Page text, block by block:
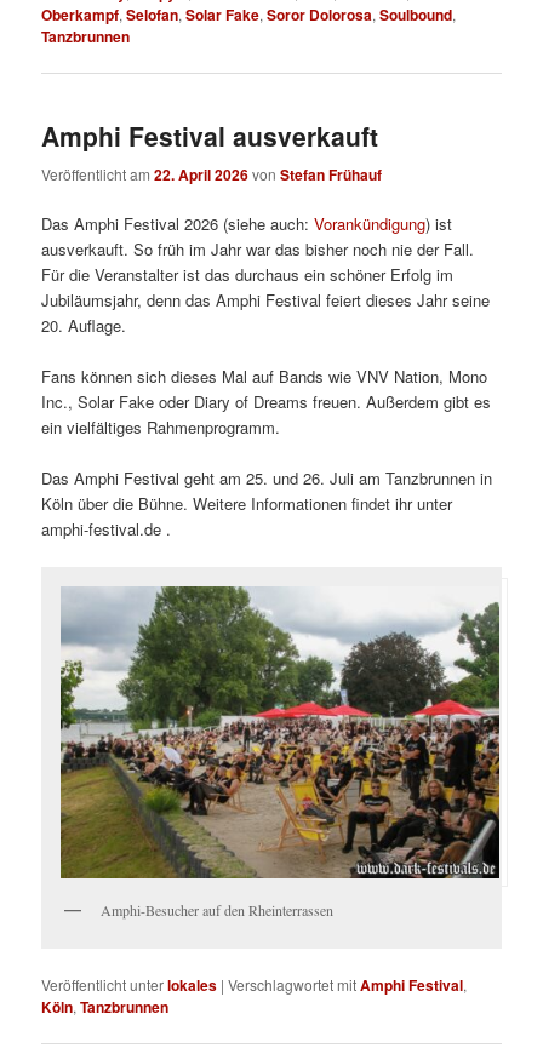
Oberkampf,Selofan,Solar Fake,Soror Dolorosa,Soulbound,
Tanzbrunnen
Amphi Festival ausverkauft
Veröffentlicht am22. April 2026vonStefan Frühauf
Das Amphi Festival 2026 (siehe auch:Vorankündigung) ist
ausverkauft. So früh im Jahr war das bisher noch nie der Fall.
Für die Veranstalter ist das durchaus ein schöner Erfolg im
Jubiläumsjahr, denn das Amphi Festival feiert dieses Jahr seine
20. Auflage.
Fans können sich dieses Mal auf Bands wie VNV Nation, Mono
Inc., Solar Fake oder Diary of Dreams freuen. Außerdem gibt es
ein vielfältiges Rahmenprogramm.
Das Amphi Festival geht am 25. und 26. Juli am Tanzbrunnen in
Köln über die Bühne. Weitere Informationen findet ihr unter
amphi-festival.de .
Amphi-Besucher auf den Rheinterrassen
Veröffentlicht unterlokales |Verschlagwortet mitAmphi Festival,
Köln,Tanzbrunnen